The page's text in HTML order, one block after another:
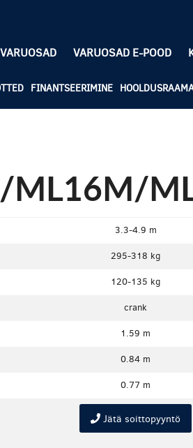
VARUOSAD VARUOSAD E-POOD
FINANTSEERIMINE
ML16M/
3.3-4.9 m
295-318 kg
120-135 kg
crank
1.59 m
0.84 m
0.77 m
Jätä soittopyyntö